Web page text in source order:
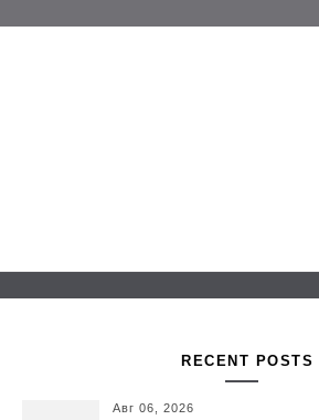
RECENT POSTS
Авг 06, 2026